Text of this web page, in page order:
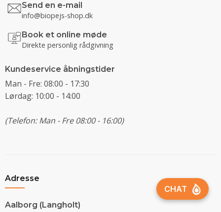
Send en e-mail
info@biopejs-shop.dk
Book et online møde
Direkte personlig rådgivning
Kundeservice åbningstider
Man - Fre: 08:00 - 17:30
Lørdag: 10:00 - 14:00
(Telefon: Man - Fre 08:00 - 16:00)
Adresse
Aalborg (Langholt)